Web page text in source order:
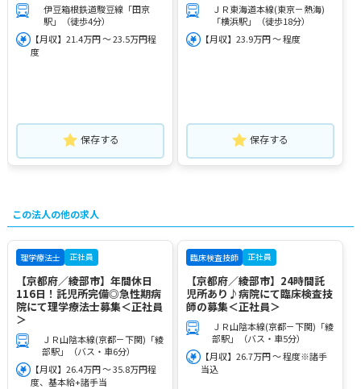
伊豆箱根鉄道駿豆線「田京
駅」（徒歩4分）
【月収】21.4万円 ～ 23.5万円程
度
保存する
ＪＲ東海道本線(東京－熱海)
「横浜駅」（徒歩18分）
【月収】23.9万円 ～ 程度
保存する
この法人の他の求人
理学療法士 正社員
【京都府／綾部市】年間休日
116日！託児所完備◎急性期病
院にて理学療法士募集＜正社員
＞
ＪＲ山陰本線(京都－下関)「綾
部駅」（バス・車6分）
【月収】26.4万円 ～ 35.8万円程
度、基本給+諸手当
臨床検査技師 正社員
【京都府／綾部市】24時間託
児所あり♪病院にて臨床検査技
師の募集＜正社員＞
ＪＲ山陰本線(京都－下関)「綾
部駅」（バス・車5分）
【月収】26.7万円 ～ 程度※諸手
当込